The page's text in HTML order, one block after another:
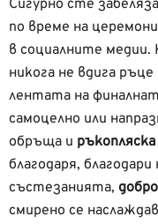
Сигурно сте
по време на
в социалните
никога не вдига
лентата на
самоцелно или
обръща и
благодаря,
състезанията,
смирено се